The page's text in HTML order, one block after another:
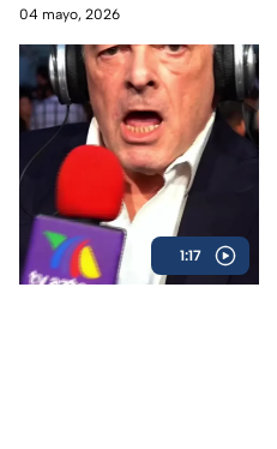
marcó a generaciones.
04 mayo, 2026
1:17